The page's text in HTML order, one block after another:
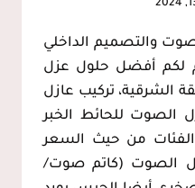
والتصميم الداخلي
لكم أفضل حلول عزل
الشرقية، تركيب عازل
الصوت للحائط الخبر
من حيث السعر
الصوت (كاتم صوت/